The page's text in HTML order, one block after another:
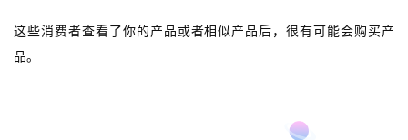
这些消费者查看了你的产品或者相似产品后，很有可能会购买产
品。